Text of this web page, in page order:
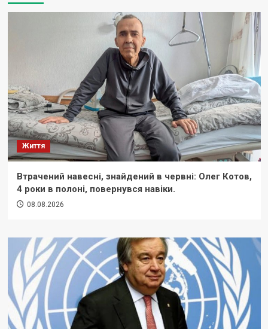
Життя
Втрачений навесні, знайдений в червні: Олег Котов,
4 роки в полоні, повернувся навіки.
08.08.2026